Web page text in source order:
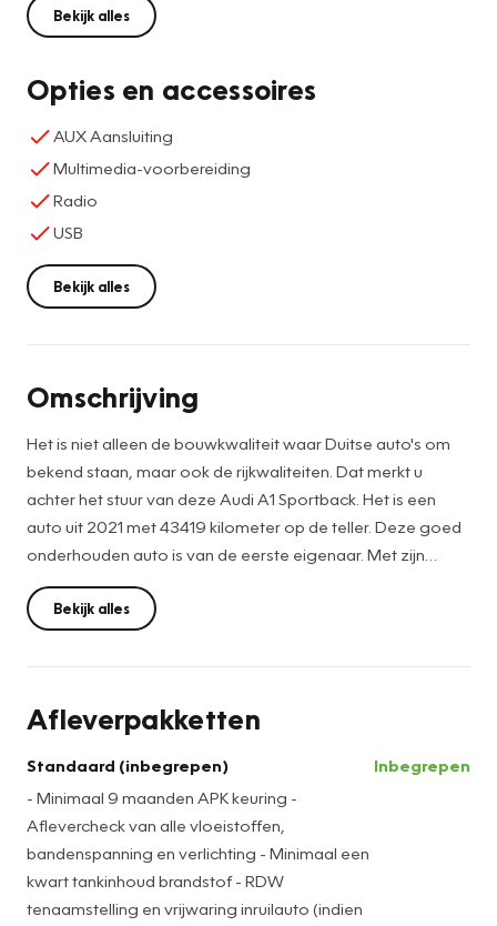
Bekijk alles
Opties en accessoires
AUX Aansluiting
Multimedia-voorbereiding
Radio
USB
Bekijk alles
Omschrijving
Het is niet alleen de bouwkwaliteit waar Duitse auto's om
bekend staan, maar ook de rijkwaliteiten. Dat merkt u
achter het stuur van deze Audi A1 Sportback. Het is een
auto uit 2021 met 43419 kilometer op de teller. Deze goed
onderhouden auto is van de eerste eigenaar. Met zijn
pittige benzinemotor stuurt u deze auto gemakkelijk en
vlot door het verkeer. De uitmonstering van deze auto
wordt gecompleteerd door onder meer 15 inch
en snelheidsafhankelijke stuurbekrachtiging.
Het digitale dashboard geeft een nauwkeurig en makkelijk
overzicht van alle belangrijke functies. Het audiosysteem
geeft u de keus om onderweg te luisteren wat u wilt.
Verkeersinfo, uw favoriete albums en radioprogramma's,
podcasts, luisterboeken... zeg het maar. Deze auto heeft
ook bluetooth en DAB+ aan boord. Devices connect u via
Bekijk alles
Afleverpakketten
Standaard (inbegrepen)
- Minimaal 9 maanden APK keuring -
Aflevercheck van alle vloeistoffen,
bandenspanning en verlichting - Minimaal een
kwart tankinhoud brandstof - RDW
tenaamstelling en vrijwaring inruilauto (indien
Inbegrepen